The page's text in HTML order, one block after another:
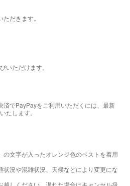
だきます。
いただけます。
済でPayPayをご利用いただくには、最新
たします。
文字が入ったオレンジ色のベストを着用
況や混雑状況、天候などにより変更にな
しください。遅れた場合はキャンセル扱